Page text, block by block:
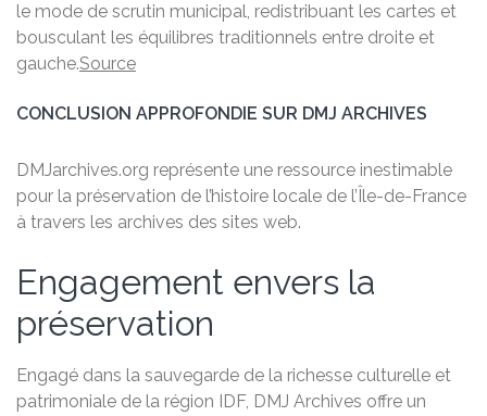
le mode de scrutin municipal, redistribuant les cartes et
bousculant les équilibres traditionnels entre droite et
gauche.Source
CONCLUSION APPROFONDIE SUR DMJ ARCHIVES
DMJarchives.org représente une ressource inestimable
pour la préservation de l’histoire locale de l’Île-de-France
à travers les archives des sites web.
Engagement envers la
préservation
Engagé dans la sauvegarde de la richesse culturelle et
patrimoniale de la région IDF, DMJ Archives offre un